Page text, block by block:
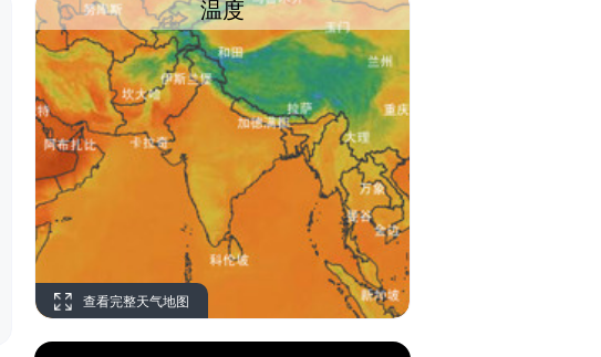
温度
查看完整天气地图